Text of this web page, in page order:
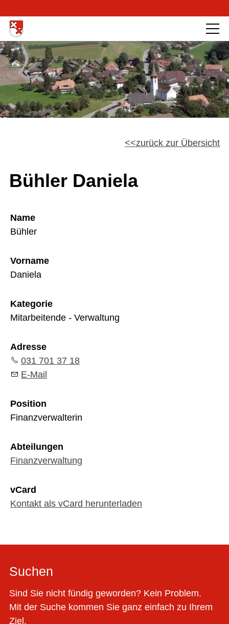
zurück zur Übersicht
Bühler Daniela
Name
Bühler
Vorname
Daniela
Kategorie
Mitarbeitende - Verwaltung
Adresse
031 701 37 18
E-Mail
Position
Finanzverwalterin
Abteilungen
Finanzverwaltung
vCard
Kontakt als vCard herunterladen
Suchen
Sind Sie nicht fündig geworden? Kein Problem.
Mit der Suche kommen Sie ganz einfach zu Ihrem
Ziel.